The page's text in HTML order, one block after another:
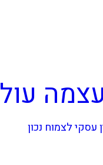
עסקי לצמוח נכון